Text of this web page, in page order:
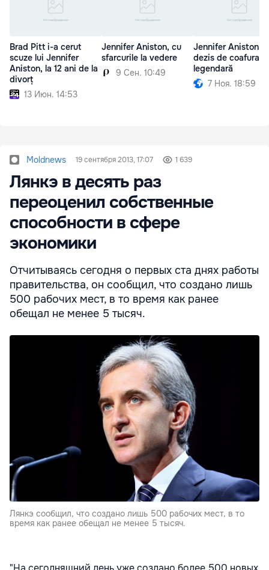
Brad Pitt i-a cerut
scuze lui Jennifer
Aniston, la 12 ani de la
divorț
13 Июн. 14:53
Jennifer Aniston, cu
sfarcurile la vedere
9 Сен. 10:49
Jennifer Aniston
dezis de coafura
legendară
7 Ноя. 18:59
Moldnews 19 сентября 2013, 17:07 1 639
Лянкэ в десять раз
переоценил собственные
способности в сфере
экономики
Отчитываясь сегодня о первых ста днях работы
правительства, он сообщил, что создано лишь
500 рабочих мест, в то время как ранее
обещал не менее 5 тысяч.
Лянкэ сообщил, что создано лишь 500 рабочих мест, в то
время как ранее обещал не менее 5 тысяч.